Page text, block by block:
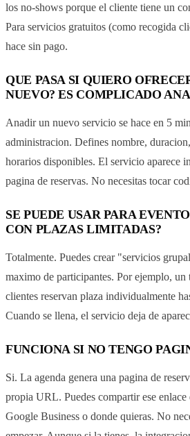
los no-shows porque el cliente tiene un
Para servicios gratuitos (como recogida
hace sin pago.
QUE PASA SI QUIERO
NUEVO? ES COMPLICADO
Anadir un nuevo servicio se hace en 5
administracion. Defines nombre,
horarios disponibles. El servicio aparece
pagina de reservas. No necesitas tocar
SE PUEDE USAR PARA
CON PLAZAS LIMITADAS?
Totalmente. Puedes crear "servicios
maximo de participantes. Por ejemplo, un
clientes reservan plaza individualmente
Cuando se llena, el servicio deja de
FUNCIONA SI NO TENGO
Si. La agenda genera una pagina de
propia URL. Puedes compartir ese
Google Business o donde quieras. No